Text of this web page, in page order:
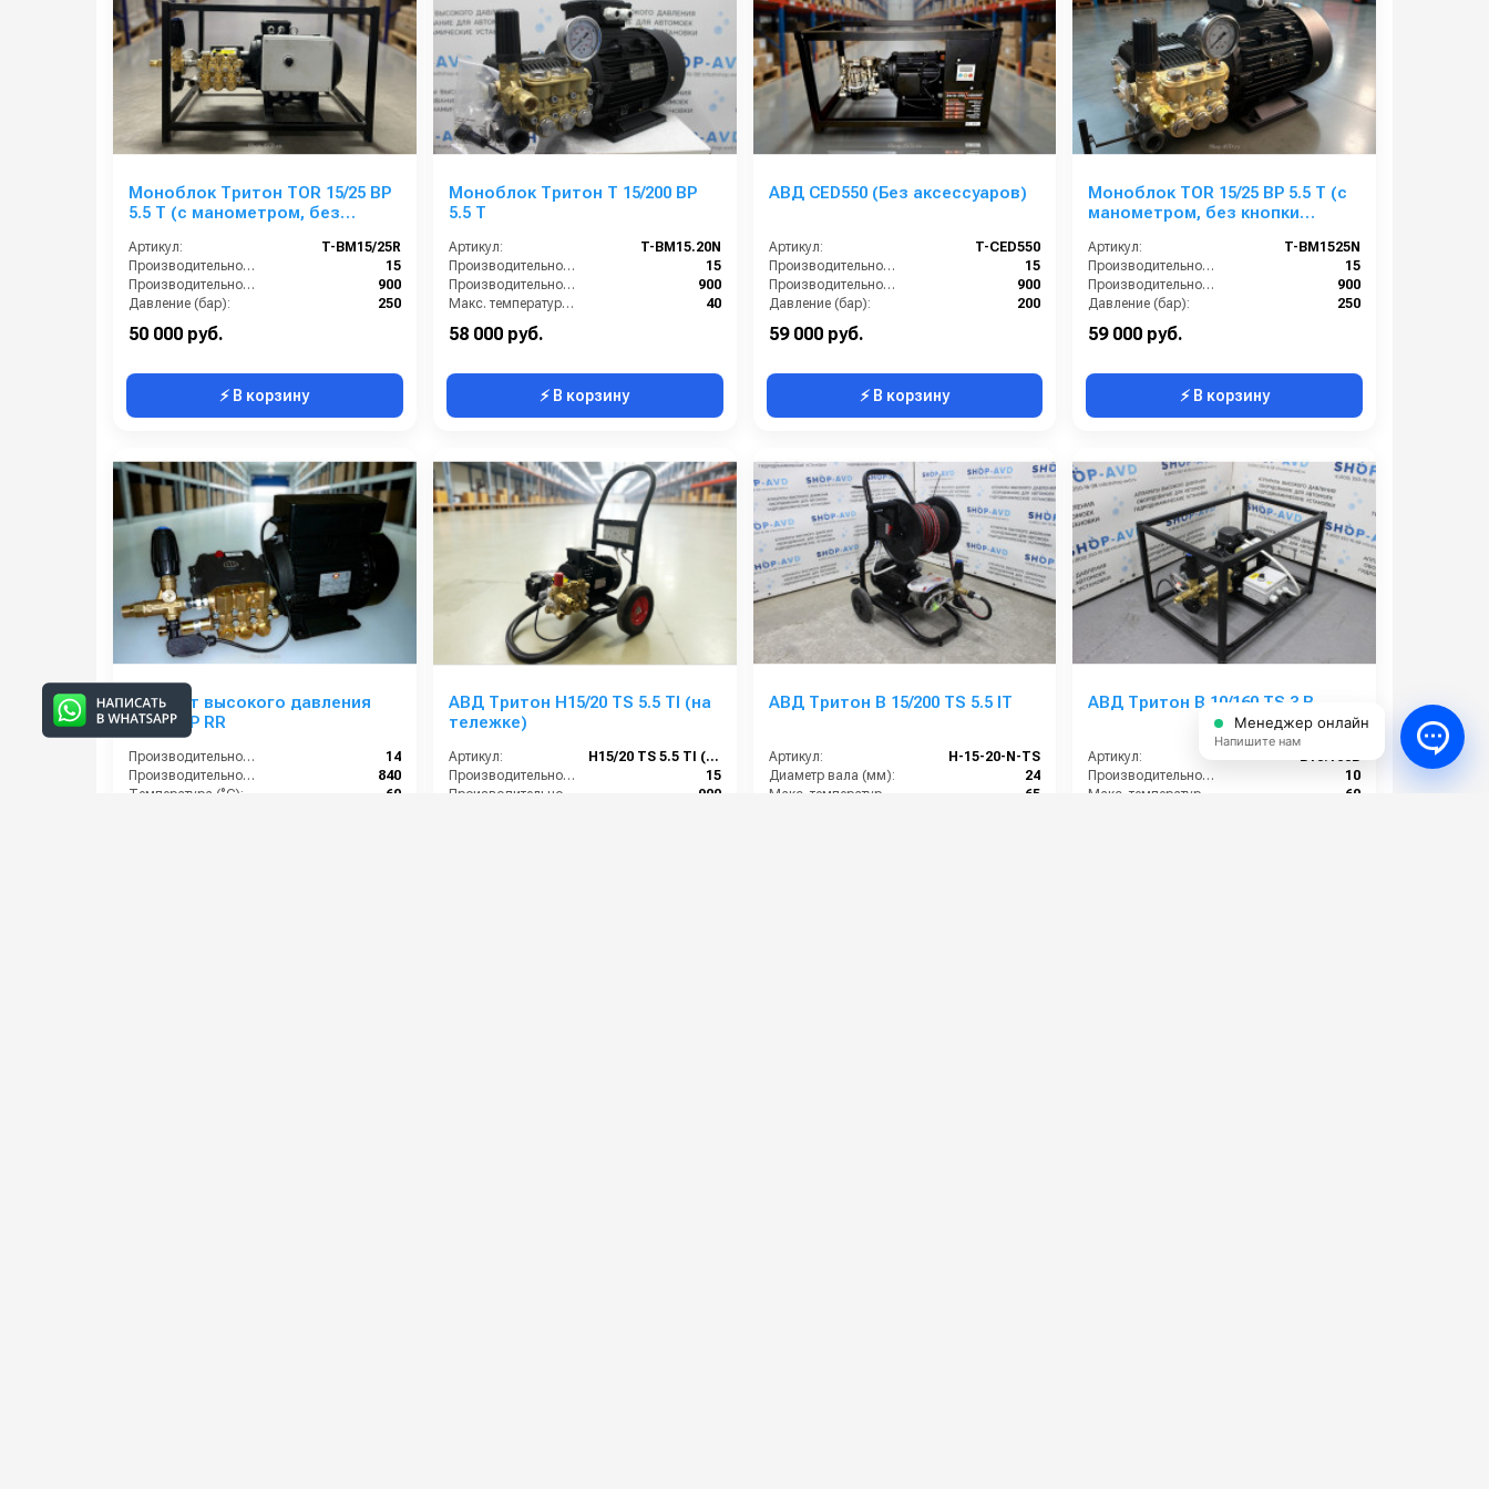
Моноблок Тритон TOR 15/25 ВР
5.5 T (с манометром, без
Артикул:
T-BM15/25R
Производительность (л/мин):
15
Производительность (л/ч):
900
Давление (бар):
250
Напряжение (В):
50 000 руб.
⚡ В корзину
Моноблок Тритон T 15/200 BP
5.5 T
Артикул:
T-BM15.20N
Производительность (л/мин):
15
Производительность (л/ч):
900
Макс. температура воды на входе (°C):
40
58 000 руб.
⚡ В корзину
АВД CED550 (Без аксессуаров)
Артикул:
T-CED550
Производительность (л/мин):
15
Производительность (л/ч):
900
Давление (бар):
200
Напряжение (В):
59 000 руб.
⚡ В корзину
Моноблок TOR 15/25 BP 5.5 T (с
манометром, без кнопки
Артикул:
T-BM1525N
Производительность (л/мин):
15
Производительность (л/ч):
900
Давление (бар):
250
Напряжение (В):
59 000 руб.
⚡ В корзину
Аппарат высокого давления
M1914BP RR
Производительность (л/мин):
14
Производительность (л/ч):
840
Температура (°C):
60
АВД Тритон H15/20 TS 5.5 TI (на
тележке)
Артикул:
H15/20 TS 5.5 TI (на тележке)
Производительность (л/мин):
15
Производительность (л/ч):
900
АВД Тритон B 15/200 TS 5.5 IT
Артикул:
H-15-20-N-TS
Диаметр вала (мм):
24
Макс. температура горячей воды (°C):
65
АВД Тритон B 10/160 TS 3 B
Артикул:
Производительность (л/мин):
10
60
Менеджер онлайн
Напишите нам